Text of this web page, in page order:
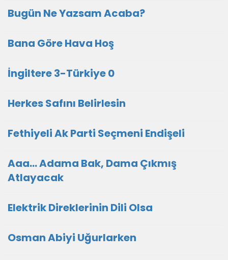
Bugün Ne Yazsam Acaba?
Bana Göre Hava Hoş
İngiltere 3-Türkiye 0
Herkes Safını Belirlesin
Fethiyeli Ak Parti Seçmeni Endişeli
Aaa... Adama Bak, Dama Çıkmış
Atlayacak
Elektrik Direklerinin Dili Olsa
Osman Abiyi Uğurlarken